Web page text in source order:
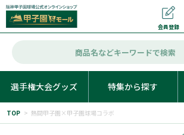
会員登録
選手権大会グッズ 特集から探す
TOP > 熱闘甲子園×甲子園球場コラボ